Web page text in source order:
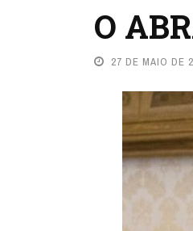
O
27 DE MAIO DE